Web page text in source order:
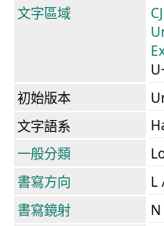
文字區域
初始版本
文字語系
一般分類
書寫方向
L
書寫鏡射